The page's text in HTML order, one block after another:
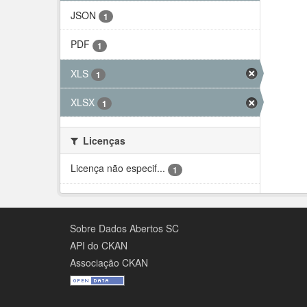
JSON 1
PDF 1
XLS 1
XLSX 1
Licenças
Licença não especif...
1
Sobre Dados Abertos SC
API do CKAN
Associação CKAN